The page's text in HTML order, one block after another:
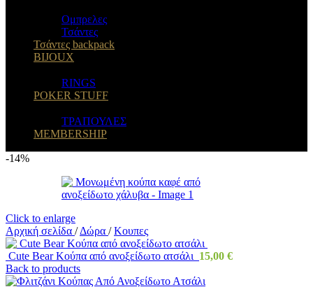
Oμπρελες
Τσάντες
Τσάντες backpack
BIJOUX
RINGS
POKER STUFF
ΤΡΑΠΟΥΛΕΣ
MEMBERSHIP
-14%
Click to enlarge
Αρχική σελίδα / Δώρα / Κουπες
Cute Bear Κούπα από ανοξείδωτο ατσάλι 15,00 €
Back to products